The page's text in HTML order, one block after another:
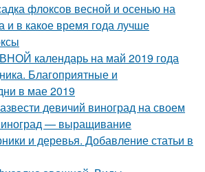
флоксов весной и осенью на
и в какое время года лучше
календарь на май 2019 года
Благоприятные и
в мае 2019
девичий виноград на своем
— выращивание
и деревья. Добавление статьи в